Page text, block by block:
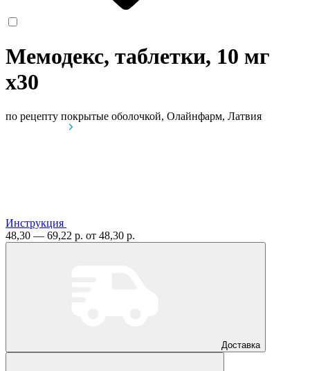
Мемодекс, таблетки, 10 мг
x30
по рецепту покрытые оболочкой, Олайнфарм, Латвия
Инструкция
48,30 — 69,22 р. от 48,30 р.
Доставка